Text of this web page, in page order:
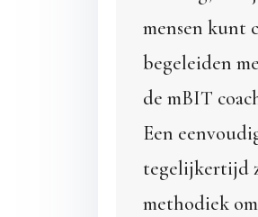
mensen kunt
begeleiden
de mBIT
Een
tegelijkertijd
methodiek